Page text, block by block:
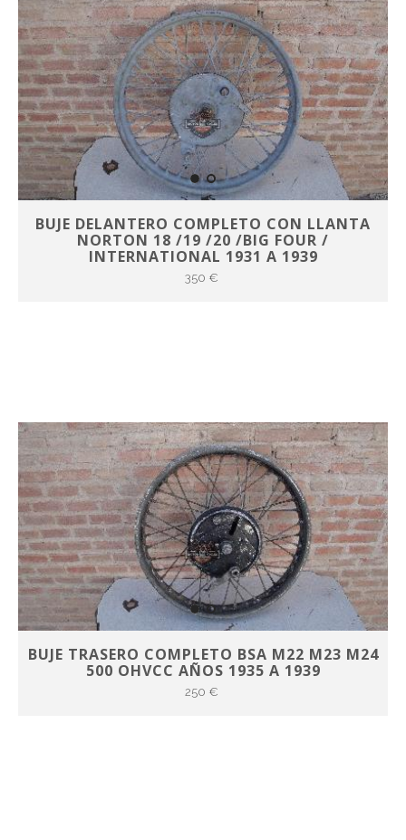
BUJE DELANTERO COMPLETO CON LLANTA
NORTON 18 /19 /20 /BIG FOUR /
INTERNATIONAL 1931 A 1939
350 €
BUJE TRASERO COMPLETO BSA M22 M23 M24
500 OHVCC AÑOS 1935 A 1939
250 €